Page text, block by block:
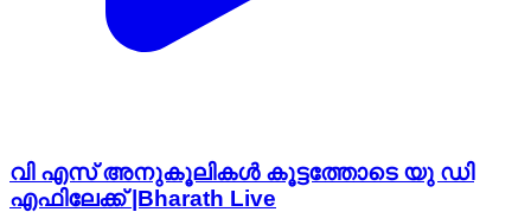
വി എസ് അനുകൂലികൾ കൂട്ടത്തോടെ യു ഡി
എഫിലേക്ക് |Bharath Live